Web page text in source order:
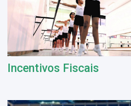
Incentivos Fiscais